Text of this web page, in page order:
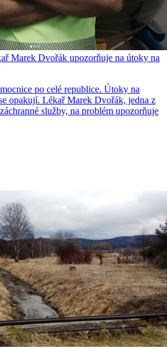
Marek Dvořák upozorňuje na útoky na
po celé republice. Útoky na
opakují. Lékař Marek Dvořák, jedna z
služby, na problém upozorňuje